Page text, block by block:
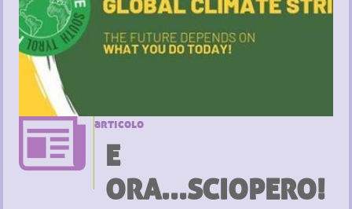
articolo
E
ORA...SCIOPERO!